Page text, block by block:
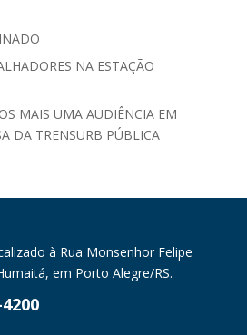
NA ESTAÇÃO
MAIS UMA AUDIÊNCIA EM
DA TRENSURB PÚBLICA
à Rua Monsenhor Felipe
em Porto Alegre/RS.